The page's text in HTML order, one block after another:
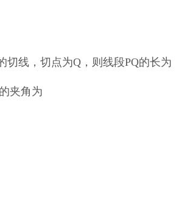
线，切点为Q，则线段PQ的长为
夹角为